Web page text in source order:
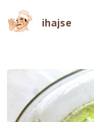
ihajse